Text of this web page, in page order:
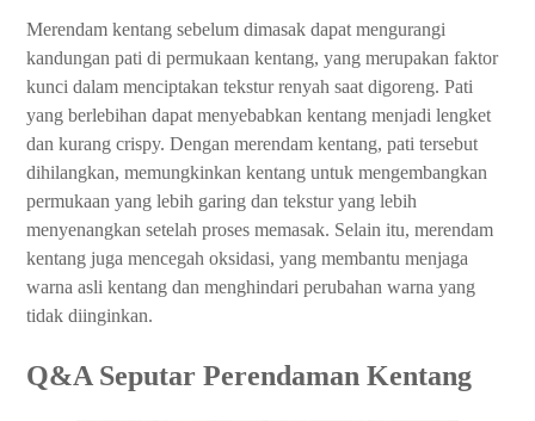
Merendam kentang sebelum dimasak dapat mengurangi
kandungan pati di permukaan kentang, yang merupakan faktor
kunci dalam menciptakan tekstur renyah saat digoreng. Pati
yang berlebihan dapat menyebabkan kentang menjadi lengket
dan kurang crispy. Dengan merendam kentang, pati tersebut
dihilangkan, memungkinkan kentang untuk mengembangkan
permukaan yang lebih garing dan tekstur yang lebih
menyenangkan setelah proses memasak. Selain itu, merendam
kentang juga mencegah oksidasi, yang membantu menjaga
warna asli kentang dan menghindari perubahan warna yang
tidak diinginkan.
Q&A Seputar Perendaman Kentang